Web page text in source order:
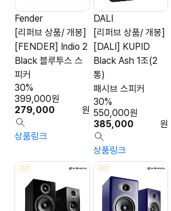
Fender
[리퍼브 상품/ 개봉]
[FENDER] Indio 2
Black 블루투스 스
피커
279,000 원
399,000원
30%
상품링크
DALI
[리퍼브 상품/ 개봉]
[DALI] KUPID
Black Ash 1조(2
통)
패시브 스피커
385,000 원
550,000원
30%
상품링크